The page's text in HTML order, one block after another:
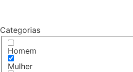
Categorias
Homem
Mulher